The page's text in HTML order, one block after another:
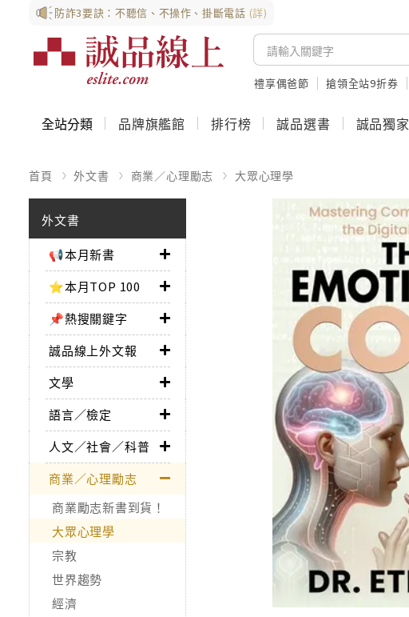
防詐3要訣：不聽信、不操作、掛斷電話 (詳)
禮享偶爸節 搶領全站9折券
全站分類 品牌旗艦館 排行榜 誠品選書 誠品獨家
首頁 外文書 商業／心理勵志 大眾心理學
外文書
📢本月新書
⭐本月TOP 100
📌熱搜關鍵字
誠品線上外文報
文學
語言／檢定
人文／社會／科普
商業／心理勵志
商業勵志新書到貨！
大眾心理學
宗教
世界趨勢
經濟